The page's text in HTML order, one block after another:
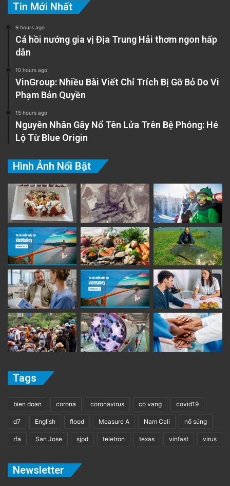
Tin Mới Nhất
9 hours ago
Cá hồi nướng gia vị Địa Trung Hải thơm ngon hấp
dẫn
10 hours ago
VinGroup: Nhiều Bài Viết Chỉ Trích Bị Gỡ Bỏ Do Vi
Phạm Bản Quyền
15 hours ago
Nguyên Nhân Gây Nổ Tên Lửa Trên Bệ Phóng: Hé
Lộ Từ Blue Origin
Hình Ảnh Nổi Bật
Tags
bien doan corona coronavirus co vang covid19
d7 English flood Measure A Nam Cali nổ súng
rfa San Jose sjpd teletron texas vinfast virus
Newsletter